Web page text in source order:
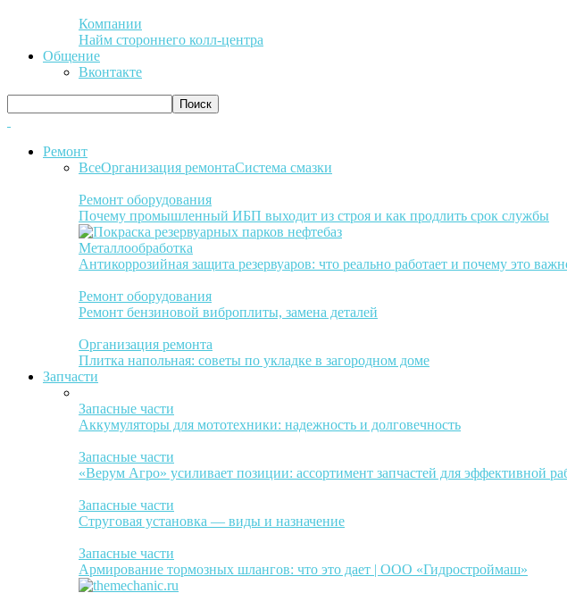
Компании
Найм стороннего колл-центра
Общение
Вконтакте
Ремонт
ВсеОрганизация ремонтаСистема смазки
Ремонт оборудования
Почему промышленный ИБП выходит из строя и как продлить срок службы
Металлообработка
Антикоррозийная защита резервуаров: что реально работает и почему это
Ремонт оборудования
Ремонт бензиновой виброплиты, замена деталей
Организация ремонта
Плитка напольная: советы по укладке в загородном доме
Запчасти
Запасные части
Аккумуляторы для мототехники: надежность и долговечность
Запасные части
«Верум Агро» усиливает позиции: ассортимент запчастей для эффективной
Запасные части
Струговая установка — виды и назначение
Запасные части
Армирование тормозных шлангов: что это дает | ООО «Гидростроймаш»